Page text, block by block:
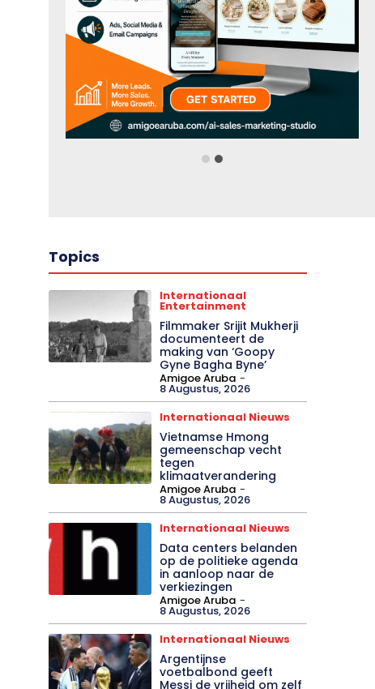
Topics
Internationaal
Entertainment
Filmmaker Srijit Mukherji
documenteert de
making van ‘Goopy
Gyne Bagha Byne’
Amigoe Aruba -
8 Augustus, 2026
Internationaal Nieuws
Vietnamse Hmong
gemeenschap vecht
tegen
klimaatverandering
Amigoe Aruba -
8 Augustus, 2026
Internationaal Nieuws
Data centers belanden
op de politieke agenda
in aanloop naar de
verkiezingen
Amigoe Aruba -
8 Augustus, 2026
Internationaal Nieuws
Argentijnse
voetbalbond geeft
Messi de vrijheid om zelf